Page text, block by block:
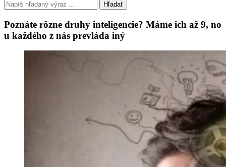
Hľadať
Poznáte rôzne druhy inteligencie? Máme ich až 9, no
u každého z nás prevláda iný